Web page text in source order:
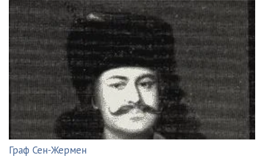
Граф Сен-Жермен